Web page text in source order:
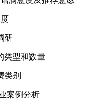
研
型和数量
类别
案例分析